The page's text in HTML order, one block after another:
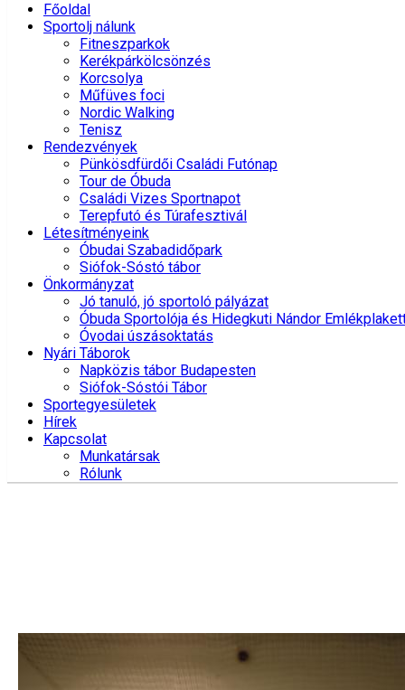
Főoldal
Sportolj nálunk
Fitneszparkok
Kerékpárkölcsönzés
Korcsolya
Műfüves foci
Nordic Walking
Tenisz
Rendezvények
Pünkösdfürdői Családi Futónap
Tour de Óbuda
Családi Vizes Sportnapot
Terepfutó és Túrafesztivál
Létesítményeink
Óbudai Szabadidőpark
Siófok-Sóstó tábor
Önkormányzat
Jó tanuló, jó sportoló pályázat
Óbuda Sportolója és Hidegkuti Nándor
Óvodai úszásoktatás
Nyári Táborok
Napközis tábor Budapesten
Siófok-Sóstói Tábor
Sportegyesületek
Hírek
Kapcsolat
Munkatársak
Rólunk